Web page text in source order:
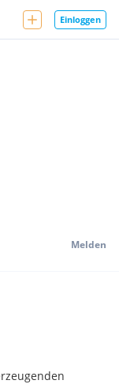
Einloggen
Melden